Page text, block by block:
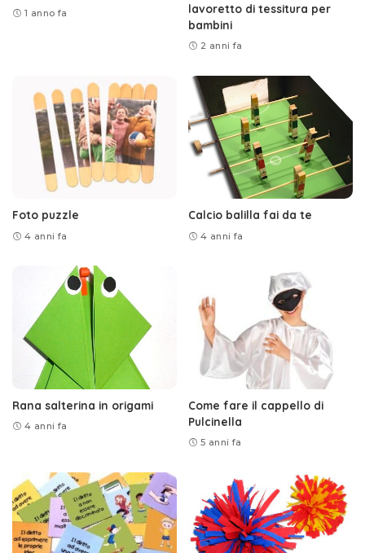
1 anno fa
lavoretto di tessitura per
bambini
2 anni fa
Foto puzzle
4 anni fa
Calcio balilla fai da te
4 anni fa
Rana salterina in origami
4 anni fa
Come fare il cappello di
Pulcinella
5 anni fa